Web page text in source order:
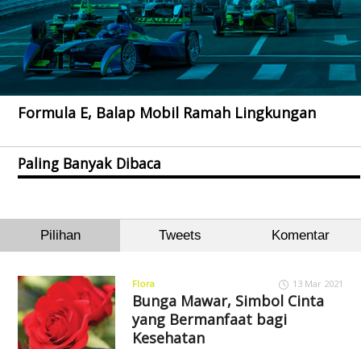
Formula E, Balap Mobil Ramah Lingkungan
Paling Banyak Dibaca
Pilihan Tweets Komentar
Flora 13 Mar 2021
Bunga Mawar, Simbol Cinta
yang Bermanfaat bagi
Kesehatan